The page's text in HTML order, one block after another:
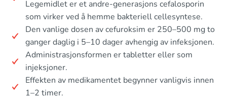
Legemidlet er et andre-generasjons cefalosporin
som virker ved å hemme bakteriell cellesyntese.
Den vanlige dosen av cefuroksim er 250–500 mg to
ganger daglig i 5–10 dager avhengig av infeksjonen.
Administrasjonsformen er tabletter eller som
injeksjoner.
Effekten av medikamentet begynner vanligvis innen
1–2 timer.